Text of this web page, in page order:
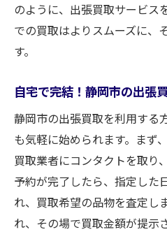
のように、出張買取サービス
での買取はよりスムーズに、
す。
自宅で完結！静岡市の出張
静岡市の出張買取を利用する
も気軽に始められます。まず
買取業者にコンタクトを取り
予約が完了したら、指定した
れ、買取希望の品物を査定し
れ、その場で買取金額が提示